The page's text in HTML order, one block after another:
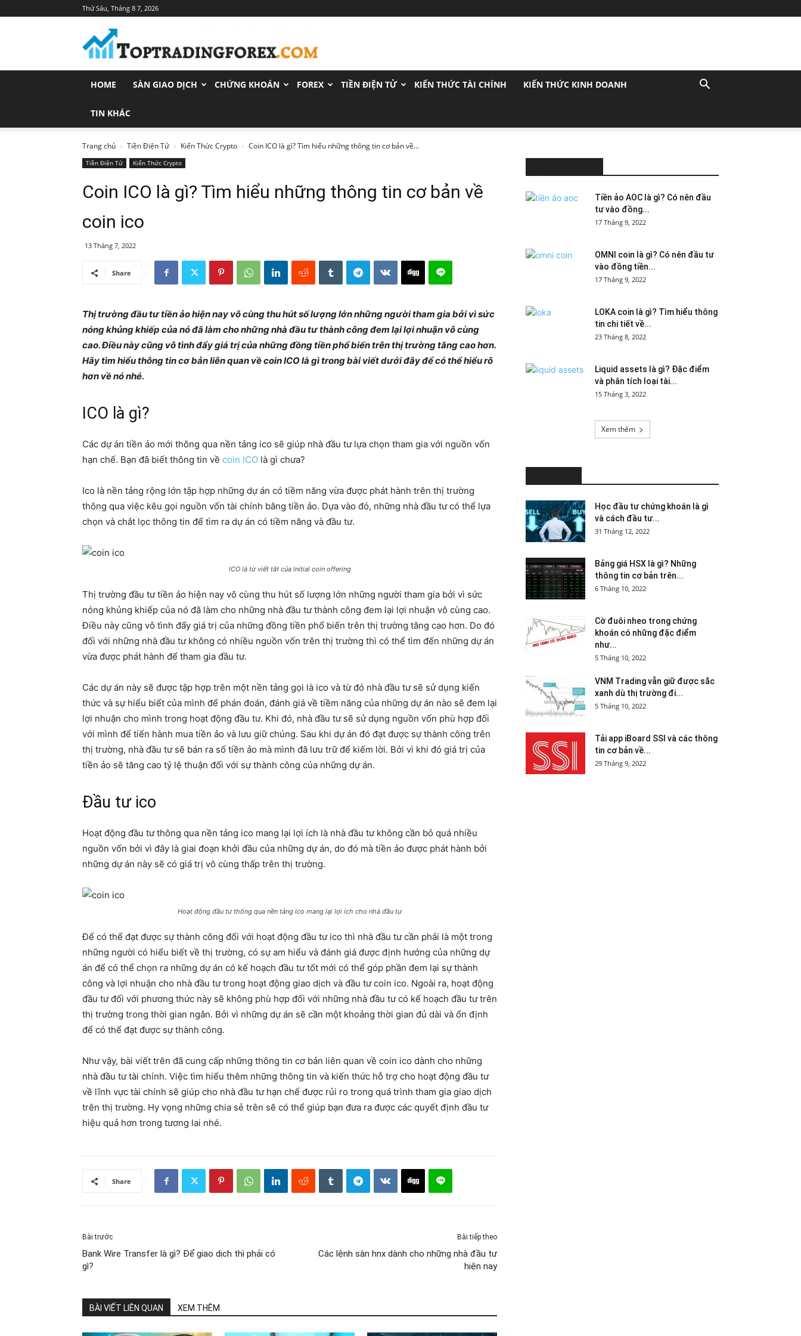
Thứ Sáu, Tháng 8 7, 2026
Trang
Tin
Tức
Đầu
HOME SÀN GIAO DỊCH CHỨNG KHOÁN FOREX TIỀN ĐIỆN TỬ KIẾN THỨC TÀI CHÍNH KIẾN THỨC KINH DOANH
TIN KHÁC
Trang chủ Tiền Điện Tử Kiến Thức Crypto Coin ICO là gì? Tìm hiểu những thông tin cơ bản về...
Tiền Điện Tử Kiến Thức Crypto
Coin ICO là gì? Tìm hiểu những thông tin cơ bản về
coin ico
13 Tháng 7, 2022
Share
Thị trường đầu tư tiền ảo hiện nay vô cùng thu hút số lượng lớn những người tham gia bởi vì sức
nóng khủng khiếp của nó đã làm cho những nhà đầu tư thành công đem lại lợi nhuận vô cùng
cao. Điều này cũng vô tình đẩy giá trị của những đồng tiền phổ biến trên thị trường tăng cao hơn.
Hãy tìm hiểu thông tin cơ bản liên quan về coin ICO là gì trong bài viết dưới đây để có thể hiểu rõ
hơn về nó nhé.
ICO là gì?
Các dự án tiền ảo mới thông qua nền tảng ico sẽ giúp nhà đầu tư lựa chọn tham gia với nguồn vốn
hạn chế. Bạn đã biết thông tin về coin ICO là gì chưa?
Ico là nền tảng rộng lớn tập hợp những dự án có tiềm năng vừa được phát hành trên thị trường
thông qua việc kêu gọi nguồn vốn tài chính bằng tiền ảo. Dựa vào đó, những nhà đầu tư có thể lựa
chọn và chắt lọc thông tin để tìm ra dự án có tiềm năng và đầu tư.
ICO là từ viết tắt của Initial coin offering
Thị trường đầu tư tiền ảo hiện nay vô cùng thu hút số lượng lớn những người tham gia bởi vì sức
nóng khủng khiếp của nó đã làm cho những nhà đầu tư thành công đem lại lợi nhuận vô cùng cao.
Điều này cũng vô tình đẩy giá trị của những đồng tiền phổ biến trên thị trường tăng cao hơn. Do đó
đối với những nhà đầu tư không có nhiều nguồn vốn trên thị trường thì có thể tìm đến những dự án
vừa được phát hành để tham gia đầu tư.
Các dự án này sẽ được tập hợp trên một nền tảng gọi là ico và từ đó nhà đầu tư sẽ sử dụng kiến
thức và sự hiểu biết của mình để phán đoán, đánh giá về tiềm năng của những dự án nào sẽ đem lại
lợi nhuận cho mình trong hoạt động đầu tư. Khi đó, nhà đầu tư sẽ sử dụng nguồn vốn phù hợp đối
với mình để tiến hành mua tiền ảo và lưu giữ chúng. Sau khi dự án đó đạt được sự thành công trên
thị trường, nhà đầu tư sẽ bán ra số tiền ảo mà mình đã lưu trữ để kiếm lời. Bởi vì khi đó giá trị của
tiền ảo sẽ tăng cao tỷ lệ thuận đối với sự thành công của những dự án.
Đầu tư ico
Hoạt động đầu tư thông qua nền tảng ico mang lại lợi ích là nhà đầu tư không cần bỏ quá nhiều
nguồn vốn bởi vì đây là giai đoạn khởi đầu của những dự án, do đó mà tiền ảo được phát hành bởi
những dự án này sẽ có giá trị vô cùng thấp trên thị trường.
Hoạt động đầu tư thông qua nền tảng ico mang lại lợi ích cho nhà đầu tư
Để có thể đạt được sự thành công đối với hoạt động đầu tư ico thì nhà đầu tư cần phải là một trong
những người có hiểu biết về thị trường, có sự am hiểu và đánh giá được định hướng của những dự
án để có thể chọn ra những dự án có kế hoạch đầu tư tốt mới có thể góp phần đem lại sự thành
công và lợi nhuận cho nhà đầu tư trong hoạt động giao dịch và đầu tư coin ico. Ngoài ra, hoạt động
đầu tư đối với phương thức này sẽ không phù hợp đối với những nhà đầu tư có kế hoạch đầu tư trên
thị trường trong thời gian ngắn. Bởi vì những dự án sẽ cần một khoảng thời gian đủ dài và ổn định
để có thể đạt được sự thành công.
Như vậy, bài viết trên đã cung cấp những thông tin cơ bản liên quan về coin ico dành cho những
nhà đầu tư tài chính. Việc tìm hiểu thêm những thông tin và kiến thức hỗ trợ cho hoạt động đầu tư
về lĩnh vực tài chính sẽ giúp cho nhà đầu tư hạn chế được rủi ro trong quá trình tham gia giao dịch
trên thị trường. Hy vọng những chia sẻ trên sẽ có thể giúp bạn đưa ra được các quyết định đầu tư
hiệu quả hơn trong tương lai nhé.
Share
Bài trước
Bank Wire Transfer là gì? Để giao dịch thì phải có
gì?
Bài tiếp theo
Các lệnh sàn hnx dành cho những nhà đầu tư
hiện nay
BÀI VIẾT LIÊN QUAN XEM THÊM
Tiền ảo AOC là gì? Có nên đầu
tư vào đồng...
17 Tháng 9, 2022
OMNI coin là gì? Có nên đầu tư
vào đồng tiền...
17 Tháng 9, 2022
LOKA coin là gì? Tìm hiểu thông
tin chi tiết về...
23 Tháng 8, 2022
Liquid assets là gì? Đặc điểm
và phân tích loại tài...
15 Tháng 3, 2022
Xem thêm
Học đầu tư chứng khoán là gì
và cách đầu tư...
31 Tháng 12, 2022
Bảng giá HSX là gì? Những
thông tin cơ bản trên...
6 Tháng 10, 2022
Cờ đuôi nheo trong chứng
khoán có những đặc điểm
như...
5 Tháng 10, 2022
VNM Trading vẫn giữ được sắc
xanh dù thị trường đi...
5 Tháng 10, 2022
Tải app iBoard SSI và các thông
tin cơ bản về...
29 Tháng 9, 2022